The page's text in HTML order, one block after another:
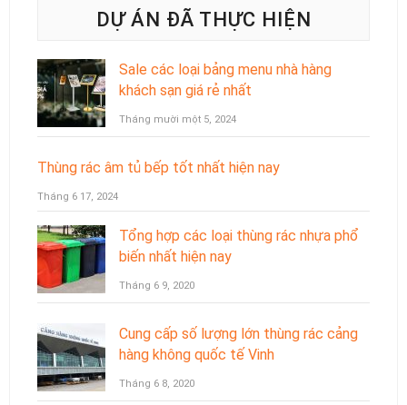
DỰ ÁN ĐÃ THỰC HIỆN
Sale các loại bảng menu nhà hàng
khách sạn giá rẻ nhất
Tháng mười một 5, 2024
Thùng rác âm tủ bếp tốt nhất hiện nay
Tháng 6 17, 2024
Tổng hợp các loại thùng rác nhựa phổ
biến nhất hiện nay
Tháng 6 9, 2020
Cung cấp số lượng lớn thùng rác cảng
hàng không quốc tế Vinh
Tháng 6 8, 2020